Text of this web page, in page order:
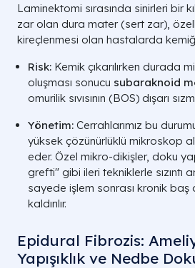
Laminektomi sırasında sinirleri bir
zar olan dura mater (sert zar),
kireçlenmesi olan hastalarda
Risk: Kemik çıkarılırken durada
oluşması sonucu subaraknoid
omurilik sıvısının (BOS) dışarı
Yönetim: Cerrahlarımız bu
yüksek çözünürlüklü mikroskop
eder. Özel mikro-dikişler, doku
grefti" gibi ileri tekniklerle sızıntı
sayede işlem sonrası kronik baş
kaldırılır.
Epidural Fibrozis:
Yapışıklık ve Nedbe